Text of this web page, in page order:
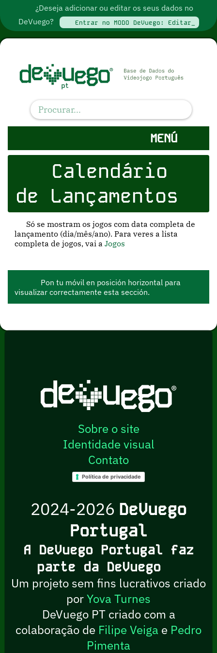
¿Deseja adicionar ou editar os seus dados no
DeVuego?
Entrar no MODO DeVuego: Editar_
MENÚ
Calendário
de Lançamentos
Só se mostram os jogos com data completa de
lançamento (dia/mês/ano). Para veres a lista
completa de jogos, vai aJogos
Pon tu móvil en posición horizontal para
visualizar correctamente esta sección.
Sobre o site
Identidade visual
Contato
Política de privacidade
2024-2026 DeVuego
Portugal
A DeVuego Portugal faz
parte da DeVuego
Um projeto sem fins lucrativos criado
porYova Turnes
DeVuego PT criado com a
colaboração de Filipe Veiga e Pedro
Pimenta